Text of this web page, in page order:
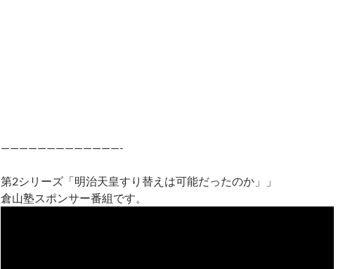
—————————————-
第2シリーズ「明治天皇すり替えは可能だったのか」」
倉山塾スポンサー番組です。